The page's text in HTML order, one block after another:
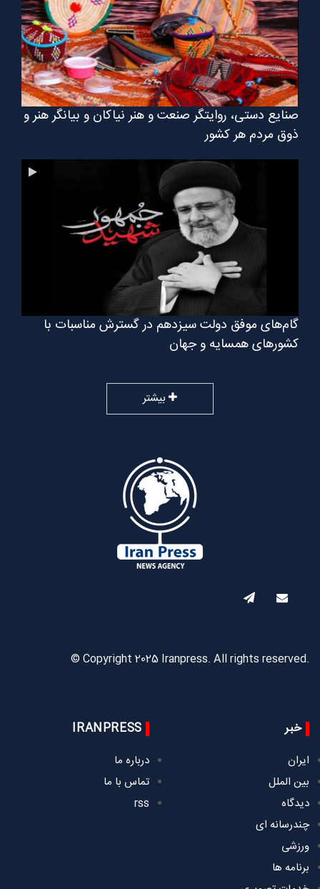
صنایع دستی، روایتگر صنعت و هنر نیاکان و بیانگر هنر و
ذوق مردم هر کشور
گام‌های موفق دولت سیزدهم در گسترش مناسبات با
کشورهای همسایه و جهان
بیشتر
© Copyright 2025 Iranpress. All rights reserved.
خبر
ایران
بین الملل
دیدگاه
چندرسانه ای
ورزشی
برنامه ها
IRANPRESS
درباره ما
تماس با ما
rss